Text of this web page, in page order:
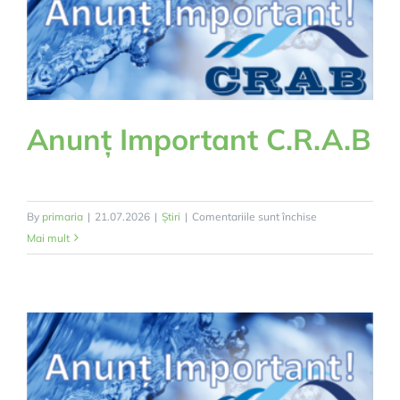
Anunț Important C.R.A.B
By primaria | 21.07.2026 | Știri | Comentariile sunt închise
Important
Mai mult